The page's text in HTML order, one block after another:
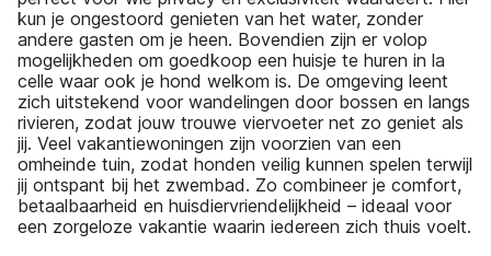
kun je ongestoord genieten van het water, zonder
andere gasten om je heen. Bovendien zijn er volop
mogelijkheden om goedkoop een huisje te huren in la
celle waar ook je hond welkom is. De omgeving leent
zich uitstekend voor wandelingen door bossen en langs
rivieren, zodat jouw trouwe viervoeter net zo geniet als
jij. Veel vakantiewoningen zijn voorzien van een
omheinde tuin, zodat honden veilig kunnen spelen terwijl
jij ontspant bij het zwembad. Zo combineer je comfort,
betaalbaarheid en huisdiervriendelijkheid – ideaal voor
een zorgeloze vakantie waarin iedereen zich thuis voelt.